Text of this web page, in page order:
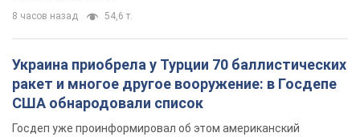
8 часов назад 54,6 т.
Украина приобрела у Турции 70 баллистических
ракет и многое другое вооружение: в Госдепе
США обнародовали список
Госдеп уже проинформировал об этом американский